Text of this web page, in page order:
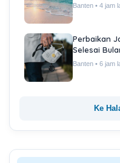
Banten • 4 jam
Perbaikan
Selesai
Banten • 6 jam
Ke